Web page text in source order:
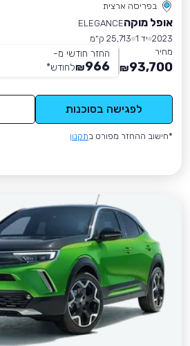
בפריסה ארצית
אופל מוקהELEGANCE
2023 יד 1
25,713 ק״מ
מחיר
93,700
₪
החזר חודשי מ-
966
₪לחודש*
לפגישה בסוכנות
*חישוב ההחזר מפורט בתקנון